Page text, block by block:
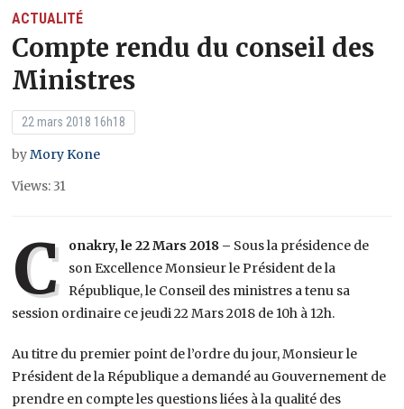
ACTUALITÉ
Compte rendu du conseil des
Ministres
22 mars 2018 16h18
byMory Kone
Views: 31
C onakry, le 22 Mars 2018 – Sous la présidence de
son Excellence Monsieur le Président de la
République, le Conseil des ministres a tenu sa
session ordinaire ce jeudi 22 Mars 2018 de 10h à 12h.
Au titre du premier point de l’ordre du jour, Monsieur le
Président de la République a demandé au Gouvernement de
prendre en compte les questions liées à la qualité des